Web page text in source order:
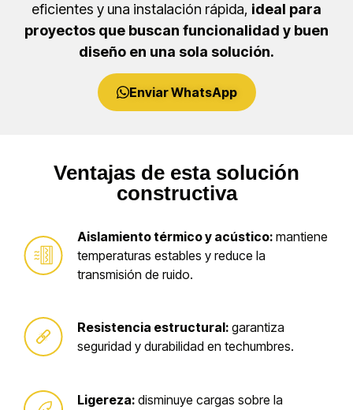
eficientes y una instalación rápida, ideal para
proyectos que buscan funcionalidad y buen
diseño en una sola solución.
Enviar WhatsApp
Ventajas de esta solución
constructiva
Aislamiento térmico y acústico: mantiene
temperaturas estables y reduce la
transmisión de ruido.
Resistencia estructural: garantiza
seguridad y durabilidad en techumbres.
Ligereza: disminuye cargas sobre la